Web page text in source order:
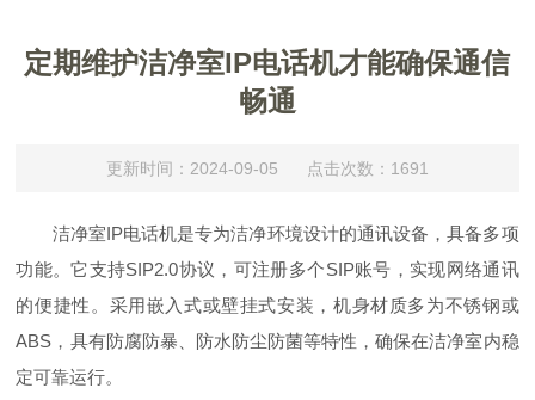
定期维护洁净室IP电话机才能确保通信
畅通
更新时间：2024-09-05 点击次数：1691
洁净室IP电话机是专为洁净环境设计的通讯设备，具备多项
功能。它支持SIP2.0协议，可注册多个SIP账号，实现网络通讯
的便捷性。采用嵌入式或壁挂式安装，机身材质多为不锈钢或
ABS，具有防腐防暴、防水防尘防菌等特性，确保在洁净室内稳
定可靠运行。